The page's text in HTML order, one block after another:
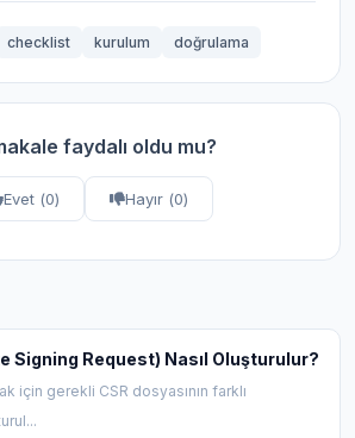
checklist kurulum doğrulama
faydalı oldu mu?
Evet (0) Hayır (0)
Signing Request) Nasıl Oluşturulur?
için gerekli CSR dosyasının farklı